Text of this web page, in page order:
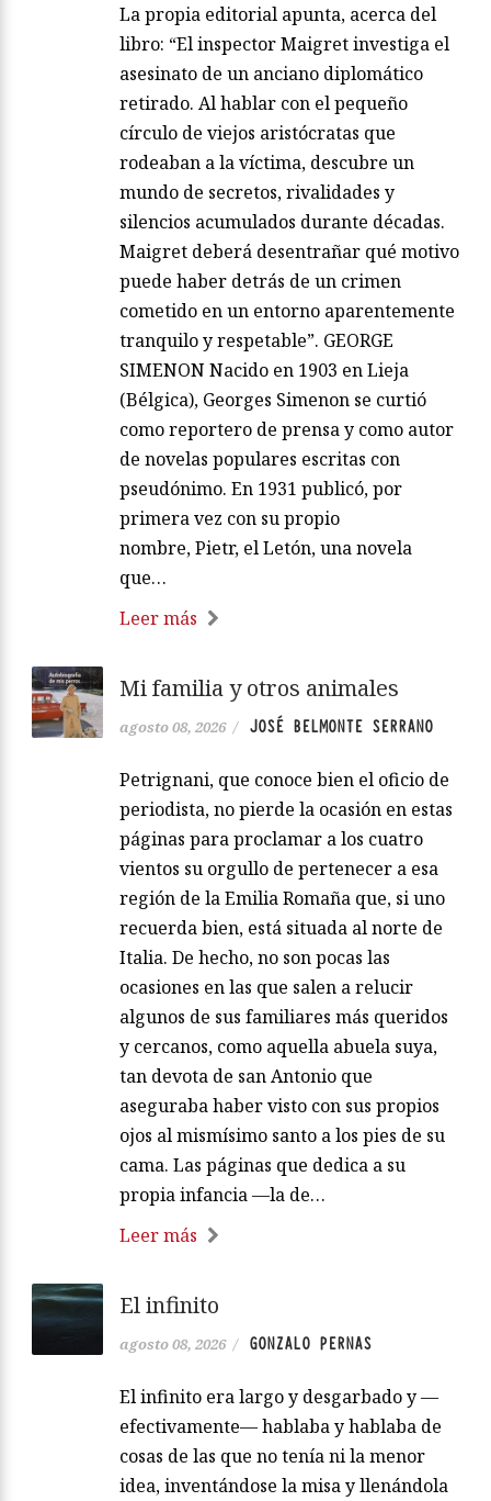
La propia editorial apunta, acerca del
libro: “El inspector Maigret investiga el
asesinato de un anciano diplomático
retirado. Al hablar con el pequeño
círculo de viejos aristócratas que
rodeaban a la víctima, descubre un
mundo de secretos, rivalidades y
silencios acumulados durante décadas.
Maigret deberá desentrañar qué motivo
puede haber detrás de un crimen
cometido en un entorno aparentemente
tranquilo y respetable”. GEORGE
SIMENON Nacido en 1903 en Lieja
(Bélgica), Georges Simenon se curtió
como reportero de prensa y como autor
de novelas populares escritas con
pseudónimo. En 1931 publicó, por
primera vez con su propio
nombre, Pietr, el Letón, una novela
que…
Leer más
Mi familia y otros animales
agosto 08, 2026 / JOSÉ BELMONTE SERRANO
Petrignani, que conoce bien el oficio de
periodista, no pierde la ocasión en estas
páginas para proclamar a los cuatro
vientos su orgullo de pertenecer a esa
región de la Emilia Romaña que, si uno
recuerda bien, está situada al norte de
Italia. De hecho, no son pocas las
ocasiones en las que salen a relucir
algunos de sus familiares más queridos
y cercanos, como aquella abuela suya,
tan devota de san Antonio que
aseguraba haber visto con sus propios
ojos al mismísimo santo a los pies de su
cama. Las páginas que dedica a su
propia infancia —la de…
Leer más
El infinito
agosto 08, 2026 / GONZALO PERNAS
El infinito era largo y desgarbado y —
efectivamente— hablaba y hablaba de
cosas de las que no tenía ni la menor
idea, inventándose la misa y llenándola